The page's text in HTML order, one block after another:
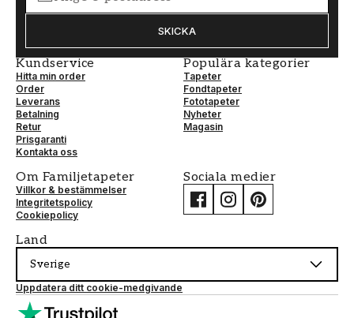
SKICKA
Kundservice
Hitta min order
Order
Leverans
Betalning
Retur
Prisgaranti
Kontakta oss
Populära kategorier
Tapeter
Fondtapeter
Fototapeter
Nyheter
Magasin
Om Familjetapeter
Villkor & bestämmelser
Integritetspolicy
Cookiepolicy
Sociala medier
Land
Sverige
Uppdatera ditt cookie-medgivande